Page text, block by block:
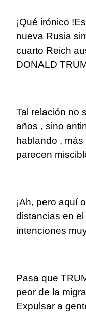
¡Qué irónico
nueva Rusia
cuarto Reich
DONALD
Tal relación no
años , sino
hablando ,
parecen
¡Ah, pero aquí
distancias en
intenciones
Pasa que
peor de la
Expulsar a